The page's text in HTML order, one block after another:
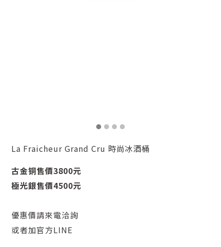
La Fraicheur Grand Cru 時尚冰酒桶
古金铜售價3800元
極光銀售價4500元
優惠價請來電洽詢
或者加官方LINE